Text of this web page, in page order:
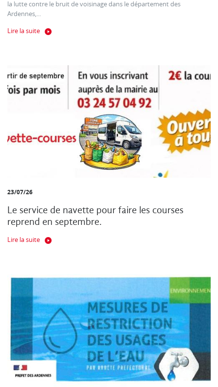
la lutte contre le bruit de voisinage dans le département des
Ardennes,...
Lire la suite
23/07/26
Le service de navette pour faire les courses
reprend en septembre.
Lire la suite